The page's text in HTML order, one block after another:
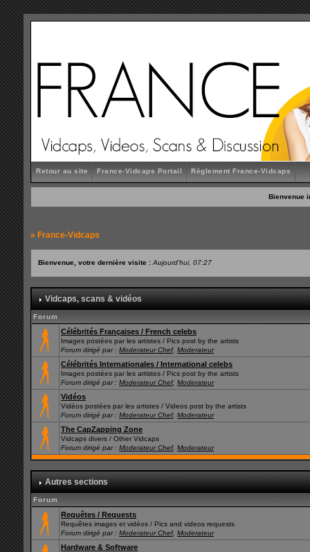
Retour au site France-Vidcaps Portail Règlement France-Vidcaps
Bienvenue
» France-Vidcaps
Bienvenue, votre dernière visite :Aujourd'hui, 07:27
Vidcaps, scans & vidéos
Forum
Célébrités Françaises / French celebs
Images postées par les artistes / Pics post by the artists
Forum dirigé par :Moderateur Chef,Moderateur
Célébrités Internationales / International celebs
Images postées par les artistes / Pics post by the artists
Forum dirigé par :Moderateur Chef,Moderateur
Vidéos
Vidéos postées par les artistes / Videos post by the artists
Forum dirigé par :Moderateur Chef,Moderateur
The CapZapping Zone
Vidcaps divers / Other Vidcaps
Forum dirigé par :Moderateur Chef,Moderateur
Autres sections
Forum
Requêtes / Requests
Requêtes images et vidéos / Pics and videos requests
Forum dirigé par :Moderateur Chef,Moderateur
Hardware & Software